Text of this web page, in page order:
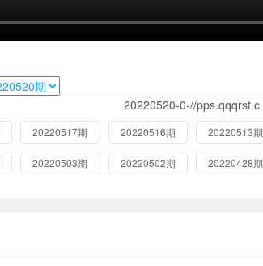
20220520-0-//pps.qqqrst.c
20220517期 20220516期 20220513期
20220503期 20220502期 20220428期